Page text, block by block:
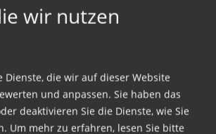
nicht frei verfügbar. Bitte
ein, oder bestellen Sie das
BEREICH
wir nutzen
Dienste, die wir auf dieser Website
und anpassen. Sie haben das
deaktivieren Sie die Dienste, wie Sie
Um mehr zu erfahren, lesen Sie bitte